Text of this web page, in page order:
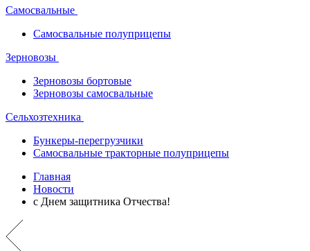
Самосвальные
Самосвальные полуприцепы
Зерновозы
Зерновозы бортовые
Зерновозы самосвальные
Сельхозтехника
Бункеры-перегрузчики
Самосвальные тракторные полуприцепы
Главная
Новости
с Днем защитника Отчества!